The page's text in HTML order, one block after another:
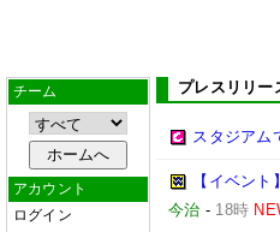
チーム
アカウント
ログイン
プレスリリー
スタジアム
【イベン
今治 - 18時